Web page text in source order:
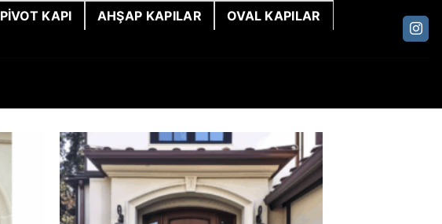
PIVOT KAPI AHŞAP KAPILAR
OVAL KAPILAR